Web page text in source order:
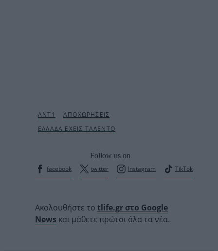
Follow us on
facebook
twitter Instagram TikTok
Ακολουθήστε το tlife.gr στο Google
News και μάθετε πρώτοι όλα τα νέα.